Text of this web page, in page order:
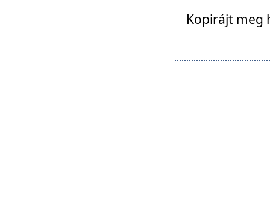
Kopirájt meg